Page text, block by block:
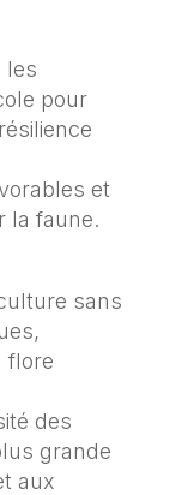
les
pour
et
la faune.
sans
flore
des
grande
aux